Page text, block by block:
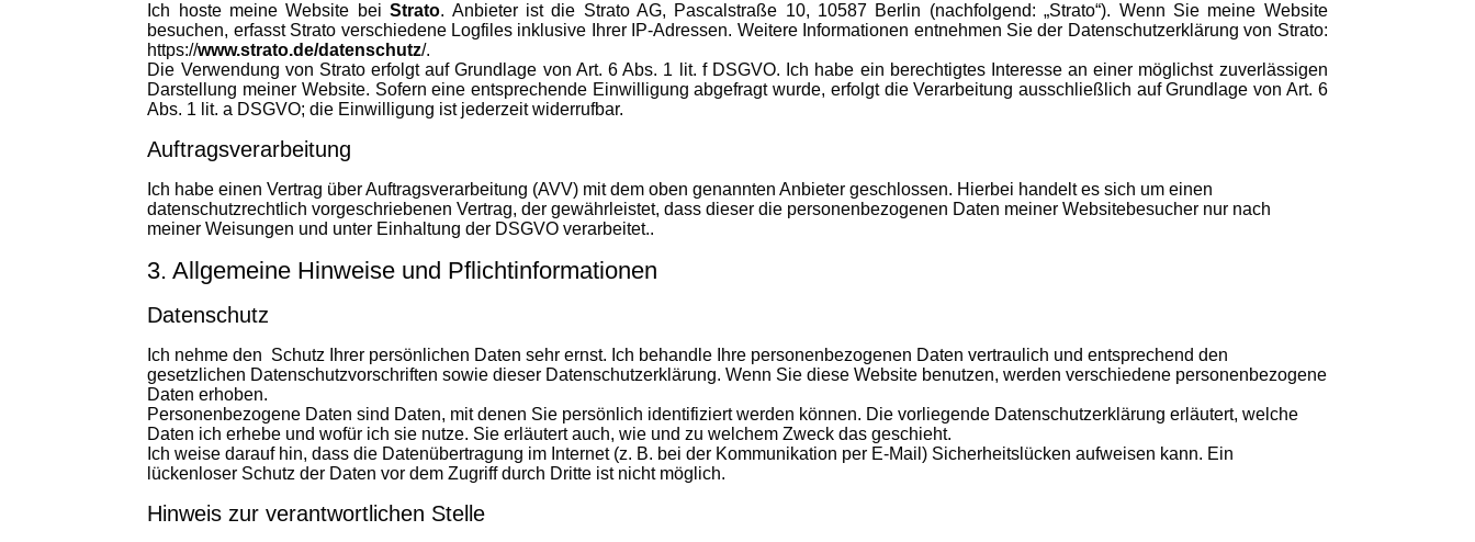
Ich hoste meine Website beiStrato. Anbieter ist die Strato AG, Pascalstraße 10, 10587 Berlin (nachfolgend: „Strato“). Wenn Sie meine Website
besuchen, erfasst Strato verschiedene Logfiles inklusive Ihrer IP-Adressen. Weitere Informationen entnehmen Sie der Datenschutzerklärung von Strato:
https://www.strato.de/datenschutz/.
Die Verwendung von Strato erfolgt auf Grundlage von Art. 6 Abs. 1 lit. f DSGVO. Ich habe ein berechtigtes Interesse an einer möglichst zuverlässigen
Darstellung meiner Website. Sofern eine entsprechende Einwilligung abgefragt wurde, erfolgt die Verarbeitung ausschließlich auf Grundlage von Art. 6
Abs. 1 lit. a DSGVO; die Einwilligung ist jederzeit widerrufbar.
Auftragsverarbeitung
Ich habe einen Vertrag über Auftragsverarbeitung (AVV) mit dem oben genannten Anbieter geschlossen. Hierbei handelt es sich um einen
datenschutzrechtlich vorgeschriebenen Vertrag, der gewährleistet, dass dieser die personenbezogenen Daten meiner Websitebesucher nur nach
meiner Weisungen und unter Einhaltung der DSGVO verarbeitet..
3. Allgemeine Hinweise und Pflichtinformationen
Datenschutz
Ich nehme den Schutz Ihrer persönlichen Daten sehr ernst. Ich behandle Ihre personenbezogenen Daten vertraulich und entsprechend den
gesetzlichen Datenschutzvorschriften sowie dieser Datenschutzerklärung. Wenn Sie diese Website benutzen, werden verschiedene personenbezogene
Daten erhoben.
Personenbezogene Daten sind Daten, mit denen Sie persönlich identifiziert werden können. Die vorliegende Datenschutzerklärung erläutert, welche
Daten ich erhebe und wofür ich sie nutze. Sie erläutert auch, wie und zu welchem Zweck das geschieht.
Ich weise darauf hin, dass die Datenübertragung im Internet (z. B. bei der Kommunikation per E-Mail) Sicherheitslücken aufweisen kann. Ein
lückenloser Schutz der Daten vor dem Zugriff durch Dritte ist nicht möglich.
Hinweis zur verantwortlichen Stelle